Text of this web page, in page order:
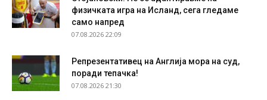
физичката игра на Исланд, сега гледаме
само напред
07.08.2026 22:09
Репрезентативец на Англија мора на суд,
поради тепачка!
07.08.2026 21:30